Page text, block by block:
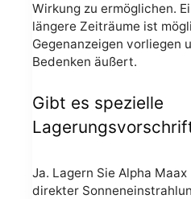
Wirkung zu ermöglichen.
längere Zeiträume ist
Gegenanzeigen vorliegen
Bedenken äußert.
Gibt es spezielle
Ja. Lagern Sie Alpha
direkter